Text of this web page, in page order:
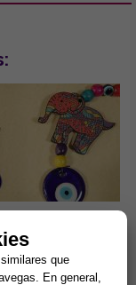
DE
OJO TURCO
que
En general,